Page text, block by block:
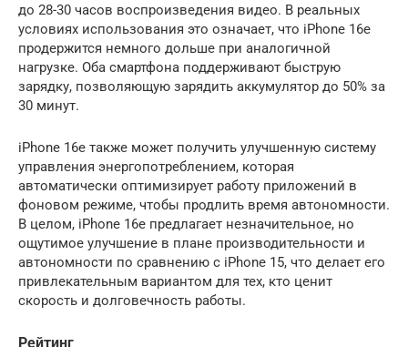
до 28-30 часов воспроизведения видео. В реальных
условиях использования это означает, что iPhone 16e
продержится немного дольше при аналогичной
нагрузке. Оба смартфона поддерживают быструю
зарядку, позволяющую зарядить аккумулятор до 50% за
30 минут.
iPhone 16e также может получить улучшенную систему
управления энергопотреблением, которая
автоматически оптимизирует работу приложений в
фоновом режиме, чтобы продлить время автономности.
В целом, iPhone 16e предлагает незначительное, но
ощутимое улучшение в плане производительности и
автономности по сравнению с iPhone 15, что делает его
привлекательным вариантом для тех, кто ценит
скорость и долговечность работы.
Рейтинг